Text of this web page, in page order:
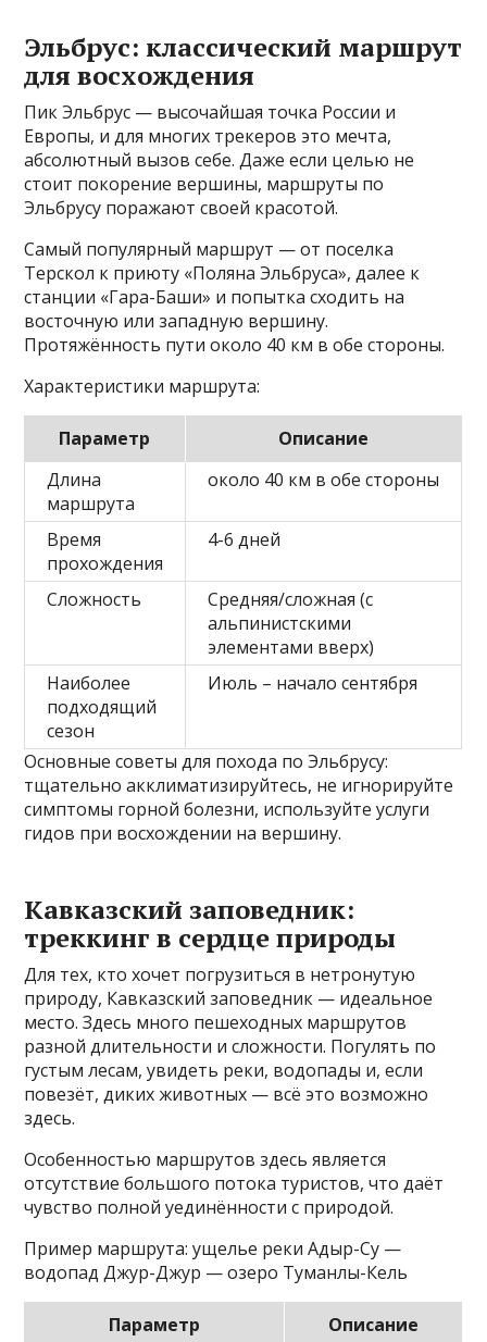
Эльбрус: классический маршрут
для восхождения
Пик Эльбрус — высочайшая точка России и
Европы, и для многих трекеров это мечта,
абсолютный вызов себе. Даже если целью не
стоит покорение вершины, маршруты по
Эльбрусу поражают своей красотой.
Самый популярный маршрут — от поселка
Терскол к приюту «Поляна Эльбруса», далее к
станции «Гара-Баши» и попытка сходить на
восточную или западную вершину.
Протяжённость пути около 40 км в обе стороны.
Характеристики маршрута:
Параметр
Описание
Длина
маршрута
около 40 км в обе стороны
Время
прохождения
4-6 дней
Сложность
Средняя/сложная (с
альпинистскими
элементами вверх)
Наиболее
подходящий
сезон
Июль – начало сентября
Основные советы для похода по Эльбрусу:
тщательно акклиматизируйтесь, не игнорируйте
симптомы горной болезни, используйте услуги
гидов при восхождении на вершину.
Кавказский заповедник:
треккинг в сердце природы
Для тех, кто хочет погрузиться в нетронутую
природу, Кавказский заповедник — идеальное
место. Здесь много пешеходных маршрутов
разной длительности и сложности. Погулять по
густым лесам, увидеть реки, водопады и, если
повезёт, диких животных — всё это возможно
здесь.
Особенностью маршрутов здесь является
отсутствие большого потока туристов, что даёт
чувство полной уединённости с природой.
Пример маршрута: ущелье реки Адыр-Су —
водопад Джур-Джур — озеро Туманлы-Кель
Параметр
Описание